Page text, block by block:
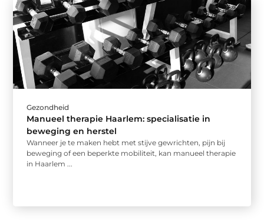
Gezondheid
Manueel therapie Haarlem: specialisatie in
beweging en herstel
Wanneer je te maken hebt met stijve gewrichten, pijn bij
beweging of een beperkte mobiliteit, kan manueel therapie
in Haarlem ...